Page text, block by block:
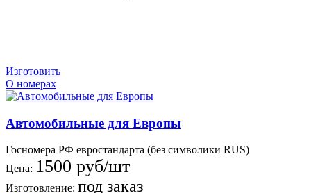
Изготовить
О номерах
Автомобильные для Европы
Госномера РФ евростандарта (без символики RUS)
Цена: 1500 руб/шт
Изготовление: под заказ